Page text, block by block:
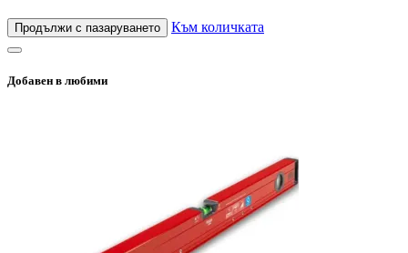
Продължи с пазаруването Към количката
Добавен в любими